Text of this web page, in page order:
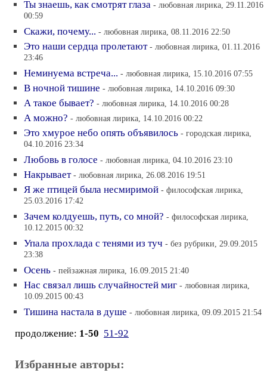
Ты знаешь, как смотрят глаза - любовная лирика, 29.11.2016
00:59
Скажи, почему... - любовная лирика, 08.11.2016 22:50
Это наши сердца пролетают - любовная лирика, 01.11.2016
23:46
Неминуема встреча... - любовная лирика, 15.10.2016 07:55
В ночной тишине - любовная лирика, 14.10.2016 09:30
А такое бывает? - любовная лирика, 14.10.2016 00:28
А можно? - любовная лирика, 14.10.2016 00:22
Это хмурое небо опять объявилось - городская лирика,
04.10.2016 23:34
Любовь в голосе - любовная лирика, 04.10.2016 23:10
Накрывает - любовная лирика, 26.08.2016 19:51
Я же птицей была несмиримой - философская лирика,
25.03.2016 17:42
Зачем колдуешь, путь, со мной? - философская лирика,
10.12.2015 00:32
Упала прохлада с тенями из туч - без рубрики, 29.09.2015
23:38
Осень - пейзажная лирика, 16.09.2015 21:40
Нас связал лишь случайностей миг - любовная лирика,
10.09.2015 00:43
Тишина настала в душе - любовная лирика, 09.09.2015 21:54
продолжение: 1-50 51-92
Избранные авторы: